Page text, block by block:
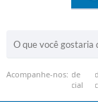
Acompanhe-nos: